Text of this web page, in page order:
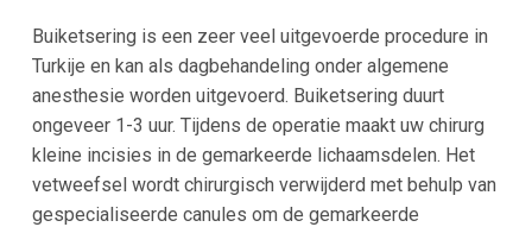
Buiketsering is een zeer veel uitgevoerde procedure in
Turkije en kan als dagbehandeling onder algemene
anesthesie worden uitgevoerd. Buiketsering duurt
ongeveer 1-3 uur. Tijdens de operatie maakt uw chirurg
kleine incisies in de gemarkeerde lichaamsdelen. Het
vetweefsel wordt chirurgisch verwijderd met behulp van
gespecialiseerde canules om de gemarkeerde